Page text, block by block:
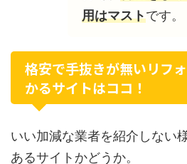
用はマストです。
格安で手抜きが無いリフ
かるサイトはココ！
いい加減な業者を紹介しない
あるサイトかどうか。